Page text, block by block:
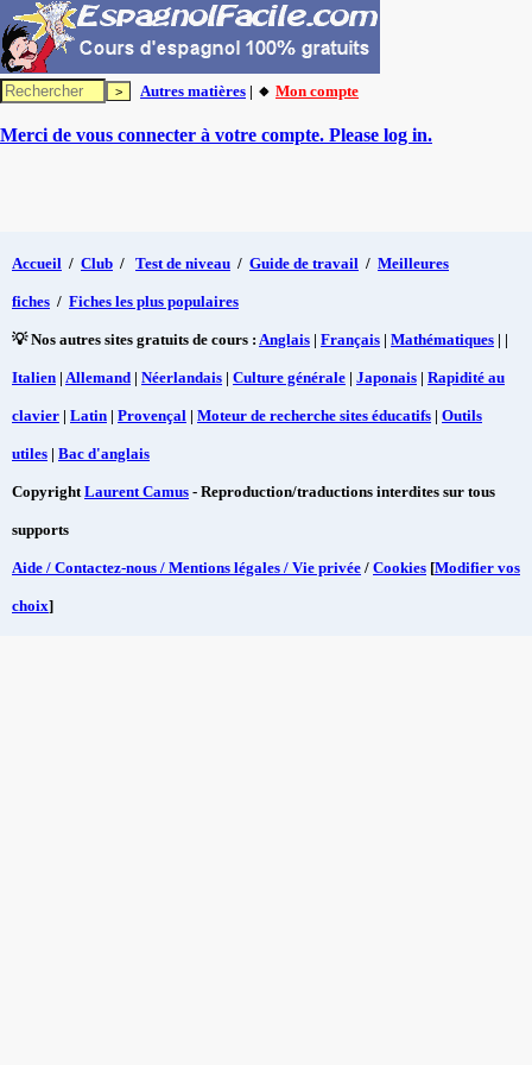
Autres matières | 🔸 Mon compte
Merci de vous connecter à votre compte. Please log in.
Accueil / Club / Test de niveau / Guide de travail / Meilleures
fiches / Fiches les plus populaires
💡 Nos autres sites gratuits de cours : Anglais | Français | Mathématiques | |
Italien | Allemand | Néerlandais | Culture générale | Japonais | Rapidité au
clavier | Latin | Provençal | Moteur de recherche sites éducatifs | Outils
utiles | Bac d'anglais
CopyrightLaurent Camus - Reproduction/traductions interdites sur tous
supports
Aide / Contactez-nous / Mentions légales / Vie privée / Cookies [Modifier vos
choix]